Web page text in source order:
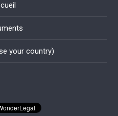
your country)